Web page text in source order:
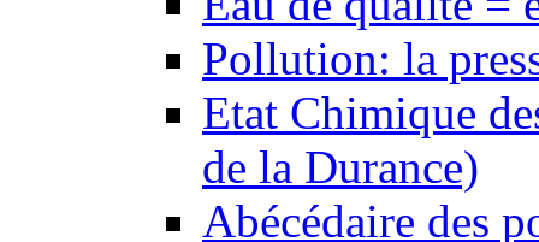
Pollution: la
Etat Chimique
de la Durance)
Abécédaire des